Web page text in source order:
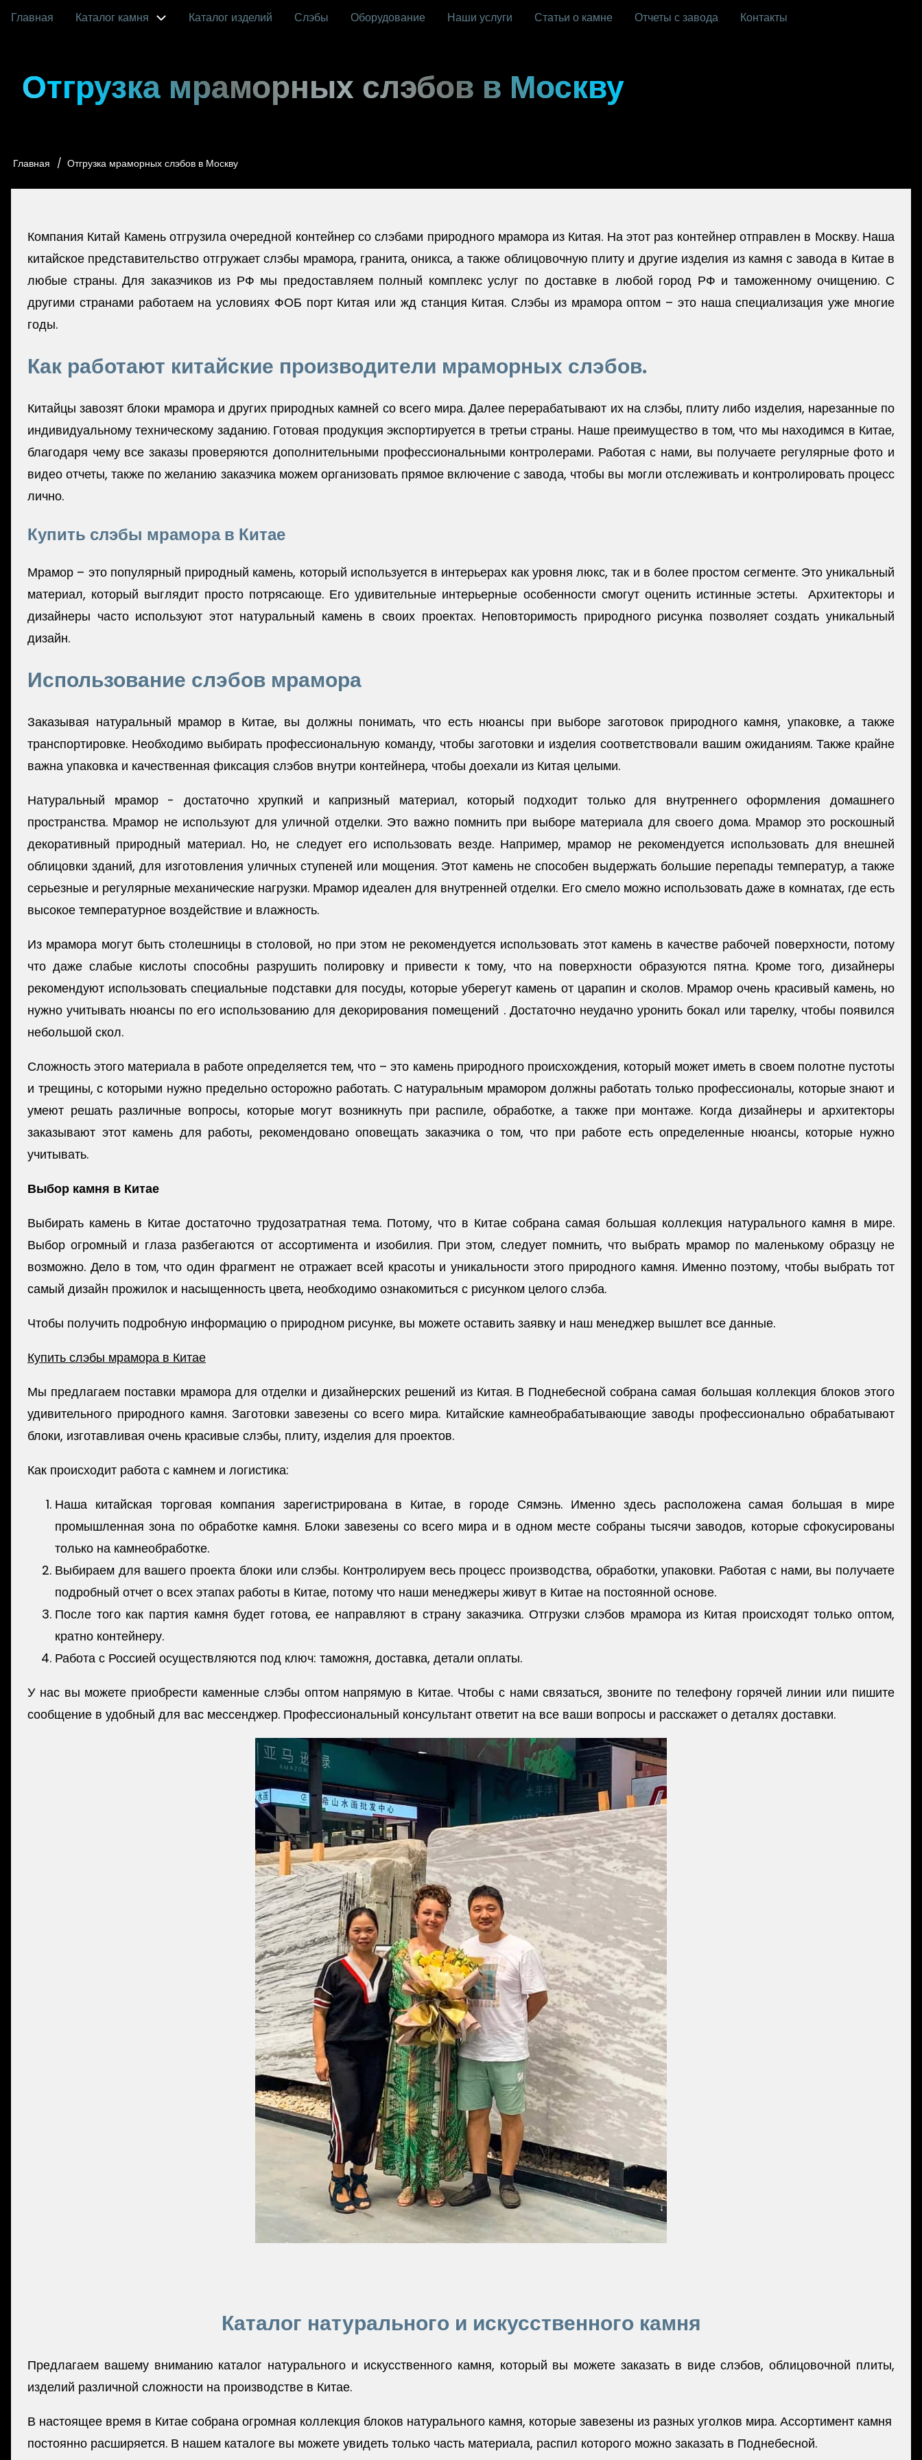
Перейти
содержанию
Main
Главная Каталог камня Каталог изделий Слэбы Оборудование Наши услуги Статьи о камне Отчеты с завода Контакты
Отгрузка мраморных слэбов в Москву
Строка
Главная Отгрузка мраморных слэбов в Москву
Компания Китай Камень отгрузила очередной контейнер со слэбами природного мрамора из Китая. На этот раз контейнер отправлен в Москву. Наша
китайское представительство отгружает слэбы мрамора, гранита, оникса, а также облицовочную плиту и другие изделия из камня с завода в Китае в
любые страны. Для заказчиков из РФ мы предоставляем полный комплекс услуг по доставке в любой город РФ и таможенному очищению. С
другими странами работаем на условиях ФОБ порт Китая или жд станция Китая. Слэбы из мрамора оптом – это наша специализация уже многие
годы.
Как работают китайские производители мраморных слэбов.
Китайцы завозят блоки мрамора и других природных камней со всего мира. Далее перерабатывают их на слэбы, плиту либо изделия, нарезанные по
индивидуальному техническому заданию. Готовая продукция экспортируется в третьи страны. Наше преимущество в том, что мы находимся в Китае,
благодаря чему все заказы проверяются дополнительными профессиональными контролерами. Работая с нами, вы получаете регулярные фото и
видео отчеты, также по желанию заказчика можем организовать прямое включение с завода, чтобы вы могли отслеживать и контролировать процесс
лично.
Купить слэбы мрамора в Китае
Мрамор – это популярный природный камень, который используется в интерьерах как уровня люкс, так и в более простом сегменте. Это уникальный
материал, который выглядит просто потрясающе. Его удивительные интерьерные особенности смогут оценить истинные эстеты. Архитекторы и
дизайнеры часто используют этот натуральный камень в своих проектах. Неповторимость природного рисунка позволяет создать уникальный
дизайн.
Использование слэбов мрамора
Заказывая натуральный мрамор в Китае, вы должны понимать, что есть нюансы при выборе заготовок природного камня, упаковке, а также
транспортировке. Необходимо выбирать профессиональную команду, чтобы заготовки и изделия соответствовали вашим ожиданиям. Также крайне
важна упаковка и качественная фиксация слэбов внутри контейнера, чтобы доехали из Китая целыми.
Натуральный мрамор - достаточно хрупкий и капризный материал, который подходит только для внутреннего оформления домашнего
пространства. Мрамор не используют для уличной отделки. Это важно помнить при выборе материала для своего дома. Мрамор это роскошный
декоративный природный материал. Но, не следует его использовать везде. Например, мрамор не рекомендуется использовать для внешней
облицовки зданий, для изготовления уличных ступеней или мощения. Этот камень не способен выдержать большие перепады температур, а также
серьезные и регулярные механические нагрузки. Мрамор идеален для внутренней отделки. Его смело можно использовать даже в комнатах, где есть
высокое температурное воздействие и влажность.
Из мрамора могут быть столешницы в столовой, но при этом не рекомендуется использовать этот камень в качестве рабочей поверхности, потому
что даже слабые кислоты способны разрушить полировку и привести к тому, что на поверхности образуются пятна. Кроме того, дизайнеры
рекомендуют использовать специальные подставки для посуды, которые уберегут камень от царапин и сколов. Мрамор очень красивый камень, но
нужно учитывать нюансы по его использованию для декорирования помещений . Достаточно неудачно уронить бокал или тарелку, чтобы появился
небольшой скол.
Сложность этого материала в работе определяется тем, что – это камень природного происхождения, который может иметь в своем полотне пустоты
и трещины, с которыми нужно предельно осторожно работать. С натуральным мрамором должны работать только профессионалы, которые знают и
умеют решать различные вопросы, которые могут возникнуть при распиле, обработке, а также при монтаже. Когда дизайнеры и архитекторы
заказывают этот камень для работы, рекомендовано оповещать заказчика о том, что при работе есть определенные нюансы, которые нужно
учитывать.
Выбор камня в Китае
Выбирать камень в Китае достаточно трудозатратная тема. Потому, что в Китае собрана самая большая коллекция натурального камня в мире.
Выбор огромный и глаза разбегаются от ассортимента и изобилия. При этом, следует помнить, что выбрать мрамор по маленькому образцу не
возможно. Дело в том, что один фрагмент не отражает всей красоты и уникальности этого природного камня. Именно поэтому, чтобы выбрать тот
самый дизайн прожилок и насыщенность цвета, необходимо ознакомиться с рисунком целого слэба.
Чтобы получить подробную информацию о природном рисунке, вы можете оставить заявку и наш менеджер вышлет все данные.
Купить слэбы мрамора в Китае
Мы предлагаем поставки мрамора для отделки и дизайнерских решений из Китая. В Поднебесной собрана самая большая коллекция блоков этого
удивительного природного камня. Заготовки завезены со всего мира. Китайские камнеобрабатывающие заводы профессионально обрабатывают
блоки, изготавливая очень красивые слэбы, плиту, изделия для проектов.
Как происходит работа с камнем и логистика:
Наша китайская торговая компания зарегистрирована в Китае, в городе Сямэнь. Именно здесь расположена самая большая в мире
промышленная зона по обработке камня. Блоки завезены со всего мира и в одном месте собраны тысячи заводов, которые сфокусированы
только на камнеобработке.
Выбираем для вашего проекта блоки или слэбы. Контролируем весь процесс производства, обработки, упаковки. Работая с нами, вы получаете
подробный отчет о всех этапах работы в Китае, потому что наши менеджеры живут в Китае на постоянной основе.
После того как партия камня будет готова, ее направляют в страну заказчика. Отгрузки слэбов мрамора из Китая происходят только оптом,
кратно контейнеру.
Работа с Россией осуществляются под ключ: таможня, доставка, детали оплаты.
У нас вы можете приобрести каменные слэбы оптом напрямую в Китае. Чтобы с нами связаться, звоните по телефону горячей линии или пишите
сообщение в удобный для вас мессенджер. Профессиональный консультант ответит на все ваши вопросы и расскажет о деталях доставки.
Каталог натурального и искусственного камня
Предлагаем вашему вниманию каталог натурального и искусственного камня, который вы можете заказать в виде слэбов, облицовочной плиты,
изделий различной сложности на производстве в Китае.
В настоящее время в Китае собрана огромная коллекция блоков натурального камня, которые завезены из разных уголков мира. Ассортимент камня
постоянно расширяется. В нашем каталоге вы можете увидеть только часть материала, распил которого можно заказать в Поднебесной.